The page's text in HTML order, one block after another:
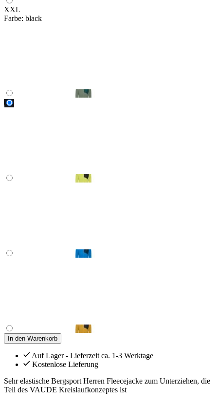
XXL
Farbe: black
In den Warenkorb
Auf Lager - Lieferzeit ca. 1-3 Werktage
Kostenlose Lieferung
Sehr elastische Bergsport Herren Fleecejacke zum Unterziehen, die
Teil des VAUDE Kreislaufkonzeptes ist